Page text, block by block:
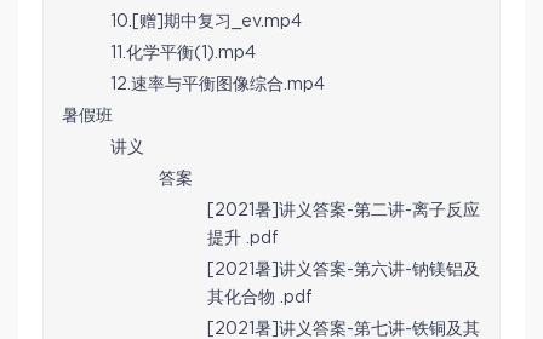
10.[赠]期中复习_ev.mp4
11.化学平衡(1).mp4
12.速率与平衡图像综合.mp4
暑假班
讲义
答案
[2021暑]讲义答案-第二讲-离子反应
提升 .pdf
[2021暑]讲义答案-第六讲-钠镁铝及
其化合物 .pdf
[2021暑]讲义答案-第七讲-铁铜及其